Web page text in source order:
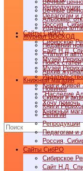
Репродукции
Педагогам и
Россия,
Cайты СибРО
Сибирское
Сайт Н.Д.
Музей
Музей
Издательство
Книги Живой
"Наследие
Хочу помочь
Книжный
Вечные
Вечные
Альбомы,
Издания
Журнал ВОСХОД
Недавний
Статьи и
Поиск статей
Архив
Книжный магазин
Новинки
Скидки и
Книги
Религии
Репродукции
Педагогам и
Россия,
Cайты СибРО
Сибирское
Сайт Н.Д.